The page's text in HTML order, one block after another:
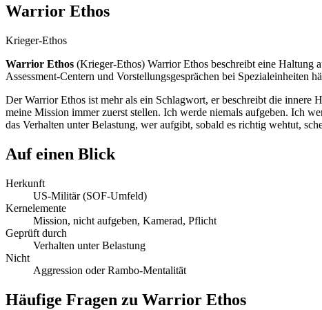
Warrior Ethos
Krieger-Ethos
Warrior Ethos (Krieger-Ethos) Warrior Ethos beschreibt eine Haltung
Assessment-Centern und Vorstellungsgesprächen bei Spezialeinheiten
Der Warrior Ethos ist mehr als ein Schlagwort, er beschreibt die innere
meine Mission immer zuerst stellen. Ich werde niemals aufgeben. Ich
das Verhalten unter Belastung, wer aufgibt, sobald es richtig wehtut,
Auf einen Blick
Herkunft
US-Militär (SOF-Umfeld)
Kernelemente
Mission, nicht aufgeben, Kamerad, Pflicht
Geprüft durch
Verhalten unter Belastung
Nicht
Aggression oder Rambo-Mentalität
Häufige Fragen zu Warrior Ethos